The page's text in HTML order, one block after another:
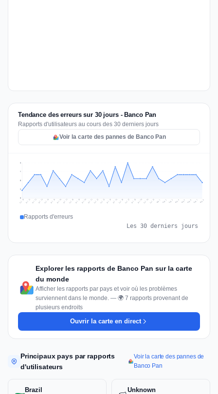
Tendance des erreurs sur 30 jours - Banco Pan
Rapports d'utilisateurs au cours des 30 derniers jours
Voir la carte des pannes de Banco Pan
2
5
7
9
Jul 10 Jul 11 Jul 12 Jul 13 Jul 14 Jul 15 Jul 16 Jul 17 Jul 18 Jul 19 Jul 20 Jul 21 Jul 22 Jul 23 Jul 24 Jul 25 Jul 26 Jul 27 Jul 28 Jul 29 Jul 30 Jul 31 Aug 1 Aug 2 Aug 3 Aug 4 Aug 5 Aug 6 Aug 7 Aug 8
Rapports d'erreurs
Les 30 derniers jours
Explorer les rapports de Banco Pan sur la carte
du monde
Afficher les rapports par pays et voir où les problèmes
surviennent dans le monde. — 🌍 7 rapports provenant de
plusieurs endroits
Ouvrir la carte en direct
Principaux pays par rapports
d'utilisateurs
Voir la carte des pannes de
Banco Pan
Brazil Unknown